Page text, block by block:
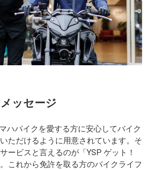
ッセージ
ハバイクを愛する方に安心してバイク
ただけるように用意されています。そ
ービスと言えるのが「YSP ゲット！
これから免許を取る方のバイクライフ